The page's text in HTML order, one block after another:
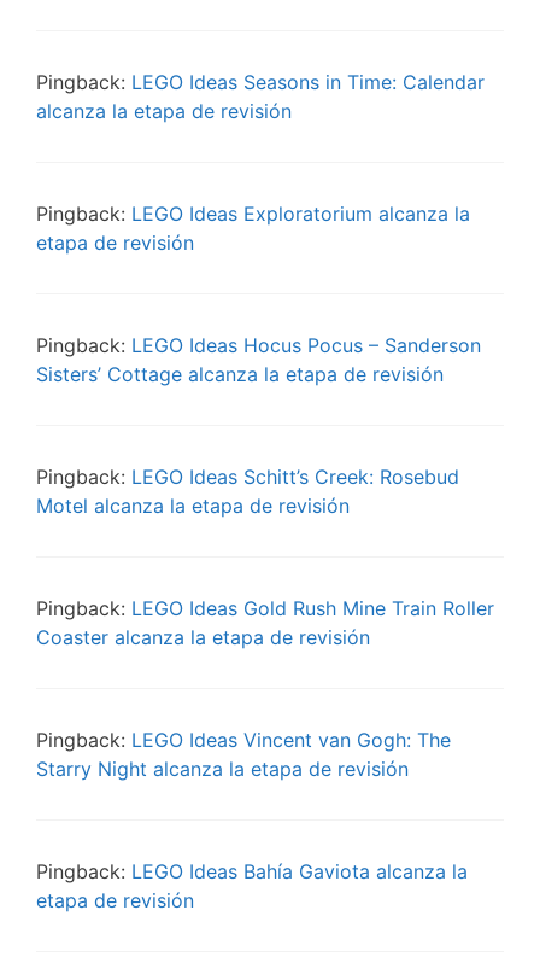
Pingback: LEGO Ideas Seasons in Time: Calendar
alcanza la etapa de revisión
Pingback: LEGO Ideas Exploratorium alcanza la
etapa de revisión
Pingback: LEGO Ideas Hocus Pocus – Sanderson
Sisters’ Cottage alcanza la etapa de revisión
Pingback: LEGO Ideas Schitt’s Creek: Rosebud
Motel alcanza la etapa de revisión
Pingback: LEGO Ideas Gold Rush Mine Train Roller
Coaster alcanza la etapa de revisión
Pingback: LEGO Ideas Vincent van Gogh: The
Starry Night alcanza la etapa de revisión
Pingback: LEGO Ideas Bahía Gaviota alcanza la
etapa de revisión